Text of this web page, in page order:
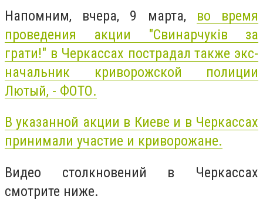
Напомним, вчера, 9 марта, во время
проведения акции "Свинарчуків за
грати!" в Черкассах пострадал также экс-
начальник криворожской полиции
Лютый, - ФОТО.
В указанной акции в Киеве и в Черкассах
принимали участие и криворожане.
Видео столкновений в Черкассах
смотрите ниже.